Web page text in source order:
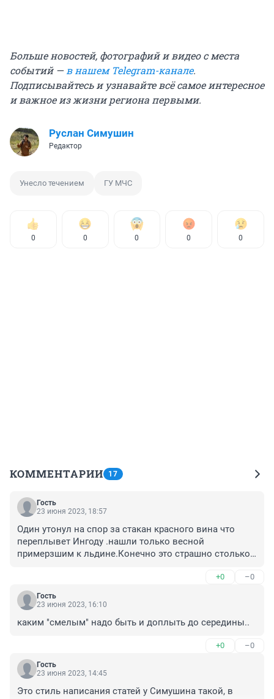
Больше новостей, фотографий и видео с места
событий —в нашем Telegram-канале.
Подписывайтесь и узнавайте всё самое интересное
и важное из жизни региона первыми.
Руслан Симушин
Редактор
Унесло течением ГУ МЧС
0 0 0 0 0
КОММЕНТАРИИ 17
Гость
23 июня 2023, 18:57
Один утонул на спор за стакан красного вина что
переплывет Ингоду .нашли только весной
примерзшим к льдине.Конечно это страшно столько
+0 –0
Гость
23 июня 2023, 16:10
каким "смелым" надо быть и доплыть до середины..
+0 –0
Гость
23 июня 2023, 14:45
Это стиль написания статей у Симушина такой, в